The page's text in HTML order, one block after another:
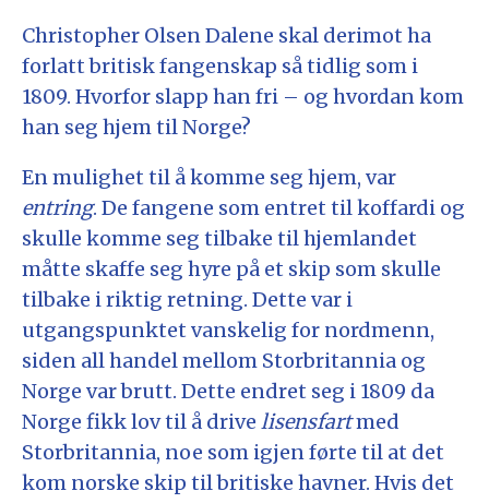
Christopher Olsen Dalene skal derimot ha
forlatt britisk fangenskap så tidlig som i
1809. Hvorfor slapp han fri – og hvordan kom
han seg hjem til Norge?
En mulighet til å komme seg hjem, var
entring. De fangene som entret til koffardi og
skulle komme seg tilbake til hjemlandet
måtte skaffe seg hyre på et skip som skulle
tilbake i riktig retning. Dette var i
utgangspunktet vanskelig for nordmenn,
siden all handel mellom Storbritannia og
Norge var brutt. Dette endret seg i 1809 da
Norge fikk lov til å drive lisensfartmed
Storbritannia, noe som igjen førte til at det
kom norske skip til britiske havner. Hvis det